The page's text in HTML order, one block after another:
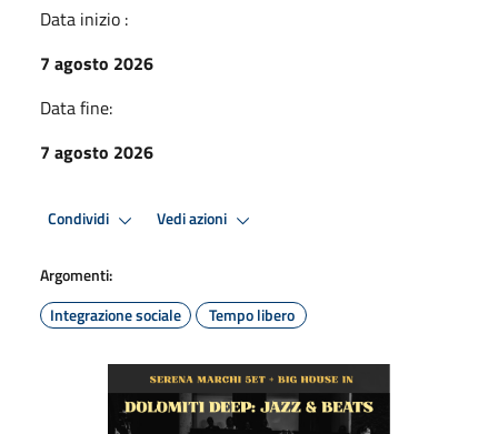
Data inizio :
7 agosto 2026
Data fine:
7 agosto 2026
Condividi Vedi azioni
Argomenti:
Integrazione sociale
Tempo libero